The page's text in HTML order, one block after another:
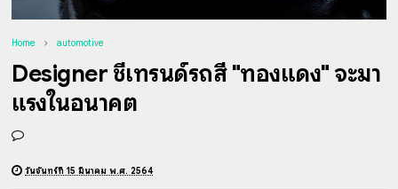
Home automotive
Designer ชี้เทรนด์รถสี "ทองแดง" จะมา
แรงในอนาคต
วันจันทร์ที่ 15 มีนาคม พ.ศ. 2564